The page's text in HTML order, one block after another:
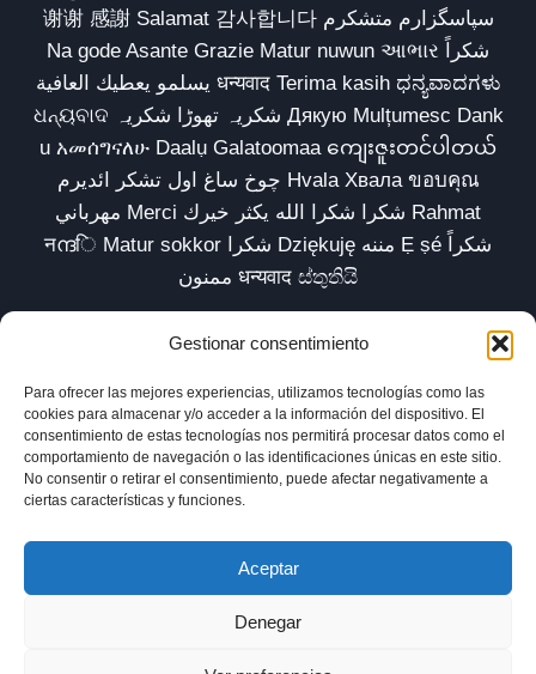
Gestionar consentimiento
Para ofrecer las mejores experiencias, utilizamos tecnologías como las
cookies para almacenar y/o acceder a la información del dispositivo. El
consentimiento de estas tecnologías nos permitirá procesar datos como el
comportamiento de navegación o las identificaciones únicas en este sitio.
No consentir o retirar el consentimiento, puede afectar negativamente a
ciertas características y funciones.
Aceptar
Denegar
谢谢 感謝 Salamat 감사합니다 سپاسگزارم متشکرم
Na gode Asante Grazie Matur nuwun આભાર شكراً
يسلمو يعطيك العافية धन्यवाद Terima kasih ಧನ್ಯವಾದಗಳು
ଧନ୍ୟବାଦ شکریہ تھوڑا شکریہ Дякую Mulțumesc Dank
u አመሰግናለሁ Daalụ Galatoomaa ကျေးဇူးတင်ပါတယ်
چوخ ساغ اول تشکر ائدیرم Hvala Хвала ขอบคุณ
مهرباني Merci شكرا شكرا الله يكثر خيرك Rahmat
नന്ദि Matur sokkor شكرا Dziękuję مننه Ẹ ṣé شكراً
ممنون धन्यवाद ස්තුතියි
Inicio Biblioteca Parábolas TV
Comunidad
Esencia
Blog
Política de privacidad
Aviso legal
Política de cookies (UE)